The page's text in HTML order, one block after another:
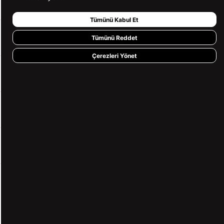
KATEGORİLER
Tümünü Kabul Et
Tümünü Reddet
Çerezleri Yönet